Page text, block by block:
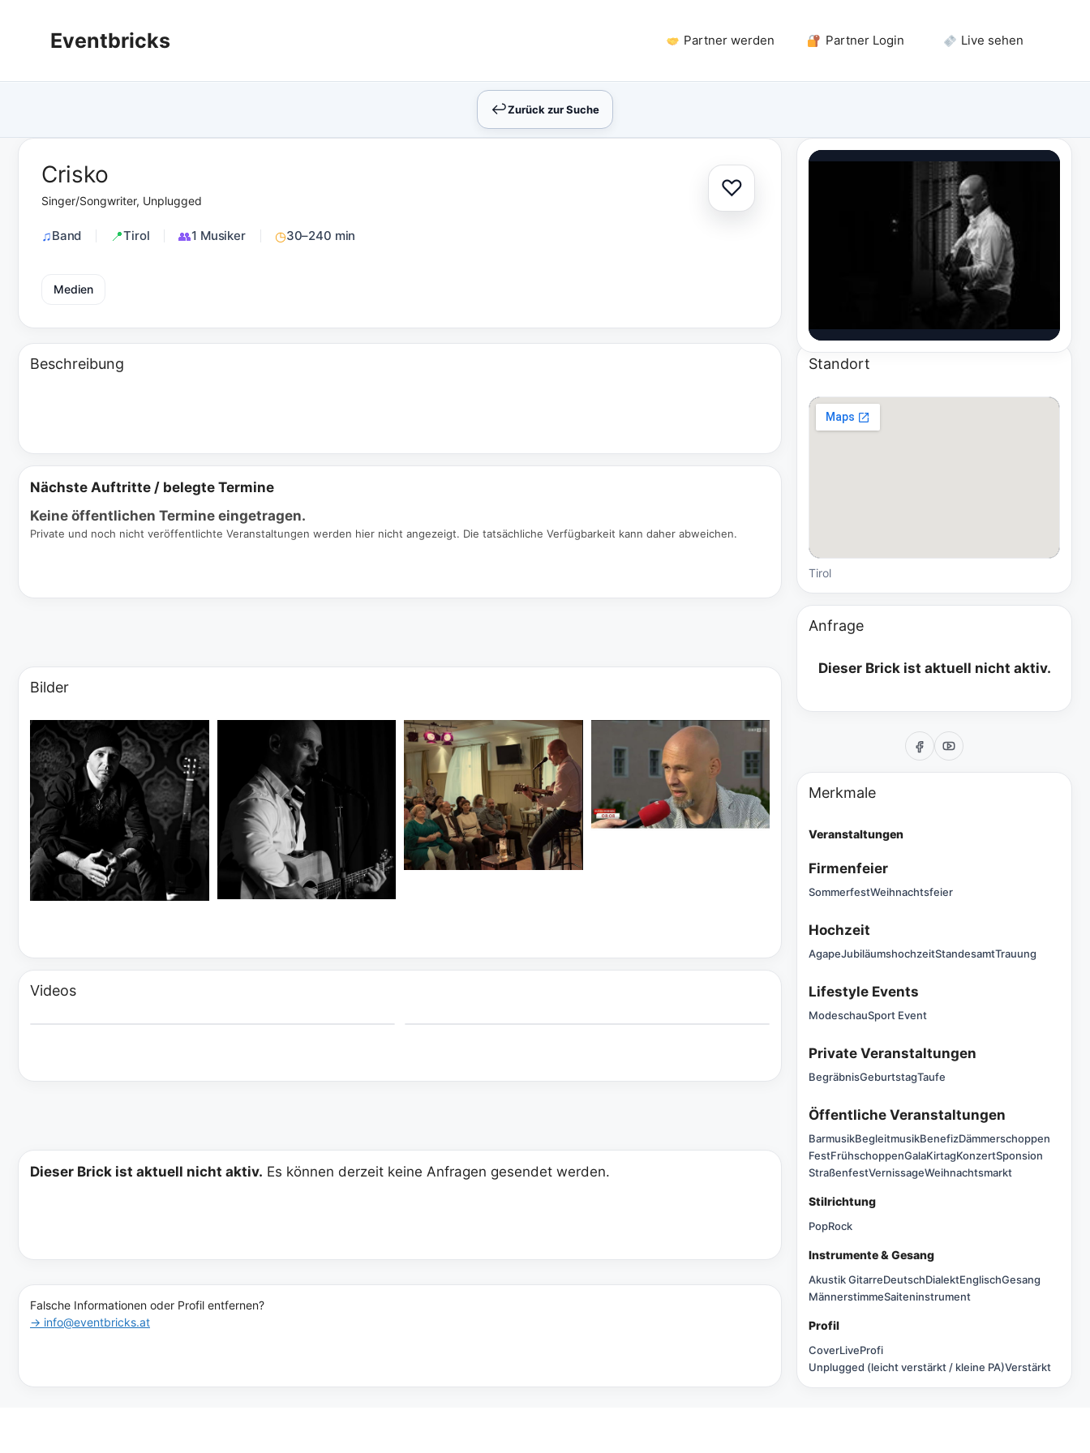
springenEventbricks Partner werden Partner Login Live sehen
↩︎Zurück zur Suche
♡Zur Auswahl hinzufügen
Crisko
Singer/Songwriter, Unplugged
Band Tirol 1 Musiker 30–240 min
Medien
Beschreibung
Nächste Auftritte / belegte Termine
Keine öffentlichen Termine eingetragen.
Private und noch nicht veröffentlichte Veranstaltungen werden hier nicht angezeigt. Die tatsächliche Verfügbarkeit kann daher abweichen.
Bilder
Videos
Dieser Brick ist aktuell nicht aktiv. Es können derzeit keine Anfragen gesendet werden.
Falsche Informationen oder Profil entfernen?
→ info@eventbricks.at
Standort
Tirol
Anfrage
Dieser Brick ist aktuell nicht aktiv.
Merkmale
Veranstaltungen
Firmenfeier
SommerfestWeihnachtsfeier
Hochzeit
AgapeJubiläumshochzeitStandesamtTrauung
Lifestyle Events
ModeschauSport Event
Private Veranstaltungen
BegräbnisGeburtstagTaufe
Öffentliche Veranstaltungen
BarmusikBegleitmusikBenefizDämmerschoppen
FestFrühschoppenGalaKirtagKonzertSponsion
StraßenfestVernissageWeihnachtsmarkt
Stilrichtung
PopRock
Instrumente & Gesang
Akustik GitarreDeutschDialektEnglischGesang
MännerstimmeSaiteninstrument
Profil
CoverLiveProfi
Unplugged (leicht verstärkt / kleine PA)Verstärkt